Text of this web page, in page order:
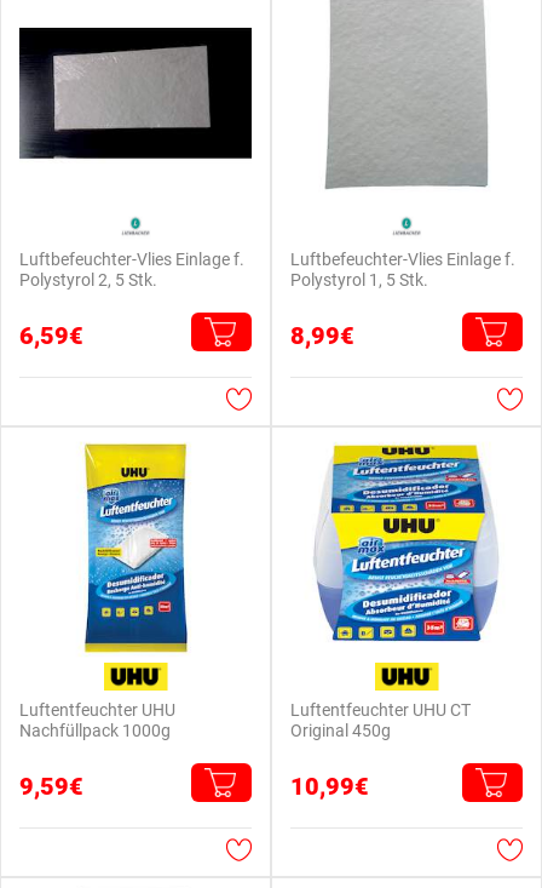
Luftbefeuchter-Vlies Einlage f.
Polystyrol 2, 5 Stk.
6,59€
Luftbefeuchter-Vlies Einlage f.
Polystyrol 1, 5 Stk.
8,99€
Luftentfeuchter UHU
Nachfüllpack 1000g
9,59€
Luftentfeuchter UHU CT
Original 450g
10,99€